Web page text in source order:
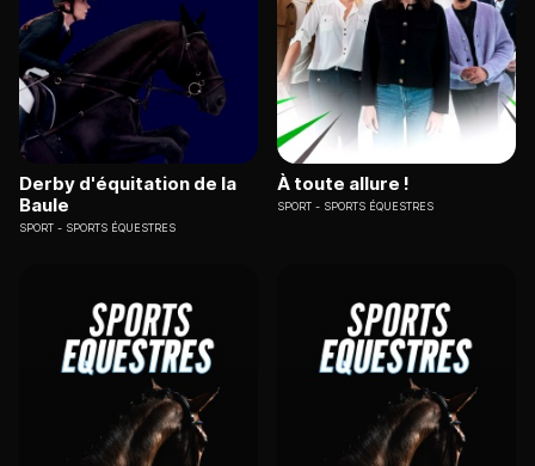
Derby d'équitation de la
Baule
SPORT SPORTS ÉQUESTRES
À toute allure !
SPORT SPORTS ÉQUESTRES